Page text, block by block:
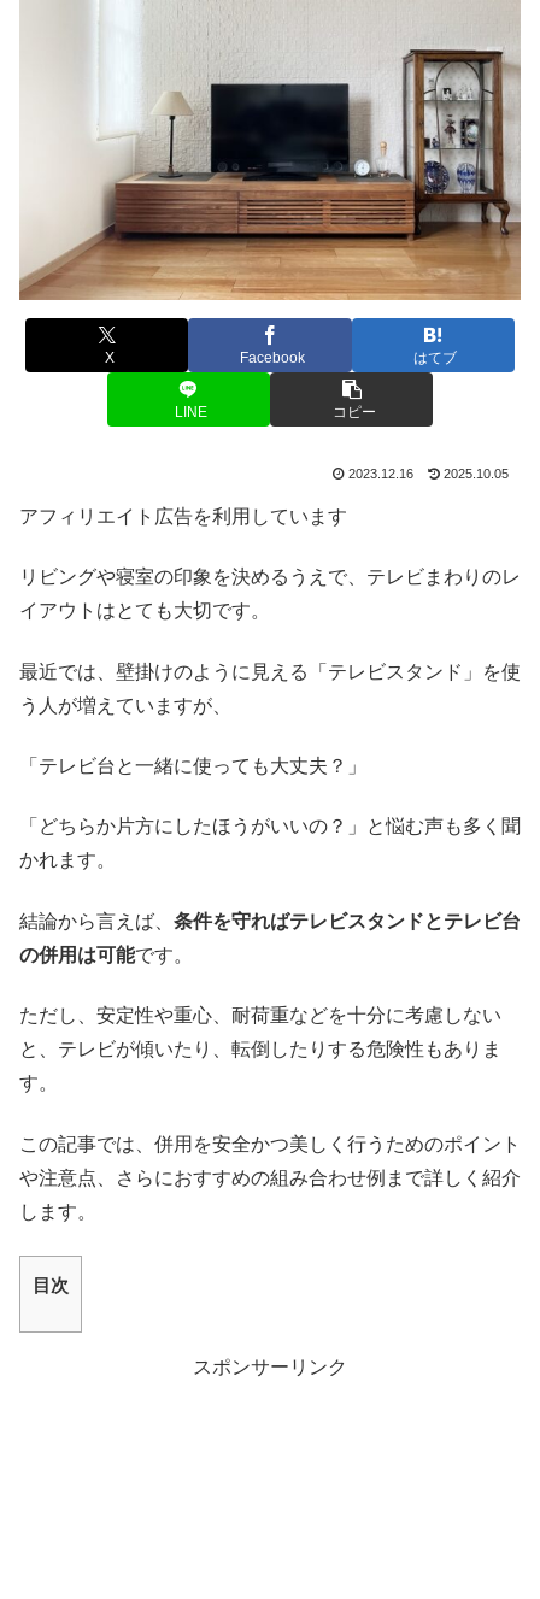
X Facebook はてブ
LINE コピー
2023.12.16 2025.10.05
アフィリエイト広告を利用しています
リビングや寝室の印象を決めるうえで、テレビまわりのレ
イアウトはとても大切です。
最近では、壁掛けのように見える「テレビスタンド」を使
う人が増えていますが、
「テレビ台と一緒に使っても大丈夫？」
「どちらか片方にしたほうがいいの？」と悩む声も多く聞
かれます。
結論から言えば、 条件を守ればテレビスタンドとテレビ台
の併用は可能です。
ただし、安定性や重心、耐荷重などを十分に考慮しない
と、テレビが傾いたり、転倒したりする危険性もありま
す。
この記事では、併用を安全かつ美しく行うためのポイント
や注意点、さらにおすすめの組み合わせ例まで詳しく紹介
します。
目次
スポンサーリンク